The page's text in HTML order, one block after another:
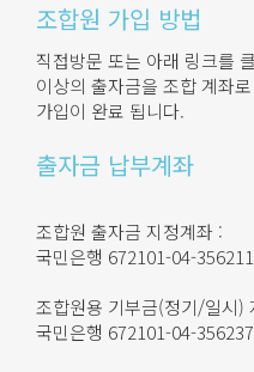
조합원 가입 방법
직접방문 또는 아래 링크를
이상의 출자금을 조합 계좌
가입이 완료 됩니다.
출자금 납부계좌
조합원 출자금 지정계좌 :
국민은행 672101-04-356211
조합원용 기부금(정기/일시)
국민은행 672101-04-356237